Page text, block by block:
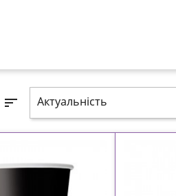
sort Актуальність